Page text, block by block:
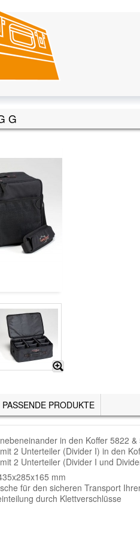
G
PASSENDE PRODUKTE
in den Koffer 5822 &
2 Unterteiler (Divider I) in den
2 Unterteiler (Divider I und
mm
für den sicheren Transport
durch Klettverschlüsse